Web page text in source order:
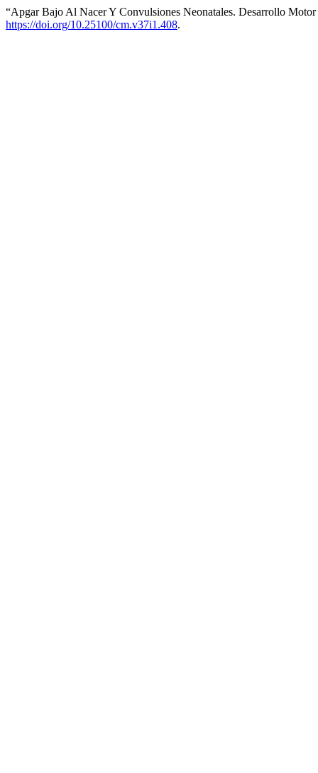
“Apgar Bajo Al Nacer Y Convulsiones Neonatales. Desarrollo
https://doi.org/10.25100/cm.v37i1.408.